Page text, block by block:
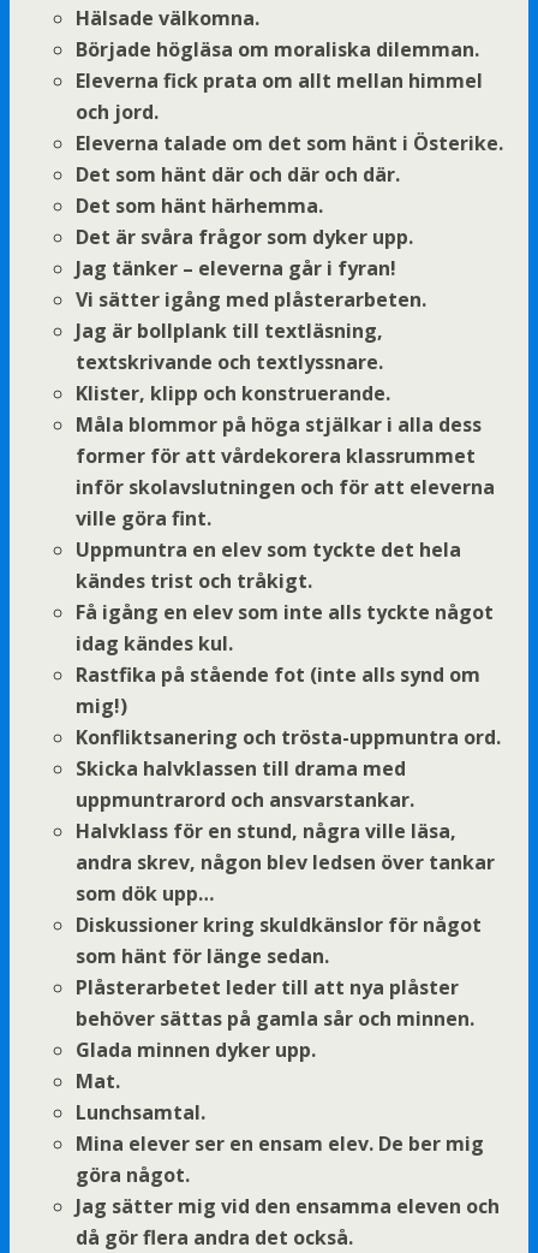
Hälsade välkomna.
Började högläsa om moraliska dilemman.
Eleverna fick prata om allt mellan himmel
och jord.
Eleverna talade om det som hänt i Österike.
Det som hänt där och där och där.
Det som hänt härhemma.
Det är svåra frågor som dyker upp.
Jag tänker – eleverna går i fyran!
Vi sätter igång med plåsterarbeten.
Jag är bollplank till textläsning,
textskrivande och textlyssnare.
Klister, klipp och konstruerande.
Måla blommor på höga stjälkar i alla dess
former för att vårdekorera klassrummet
inför skolavslutningen och för att eleverna
ville göra fint.
Uppmuntra en elev som tyckte det hela
kändes trist och tråkigt.
Få igång en elev som inte alls tyckte något
idag kändes kul.
Rastfika på stående fot (inte alls synd om
mig!)
Konfliktsanering och trösta-uppmuntra ord.
Skicka halvklassen till drama med
uppmuntrarord och ansvarstankar.
Halvklass för en stund, några ville läsa,
andra skrev, någon blev ledsen över tankar
som dök upp…
Diskussioner kring skuldkänslor för något
som hänt för länge sedan.
Plåsterarbetet leder till att nya plåster
behöver sättas på gamla sår och minnen.
Glada minnen dyker upp.
Mat.
Lunchsamtal.
Mina elever ser en ensam elev. De ber mig
göra något.
Jag sätter mig vid den ensamma eleven och
då gör flera andra det också.